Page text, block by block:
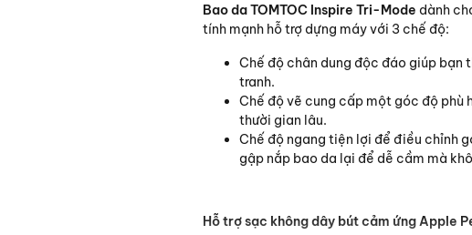
Bao da TOMTOC Inspire Tri-Mode dành
tính mạnh hỗ trợ dựng máy với 3 chế độ:
Chế độ chân dung độc đáo giúp bạn
tranh.
Chế độ vẽ cung cấp một góc độ phù
thười gian lâu.
Chế độ ngang tiện lợi để điều chỉnh
gập nắp bao da lại để dễ cầm mà
Hỗ trợ sạc không dây bút cảm ứng Apple